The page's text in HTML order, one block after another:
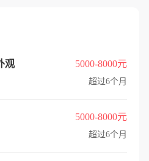
观 5000-8000元
超过6个月
5000-8000元
超过6个月